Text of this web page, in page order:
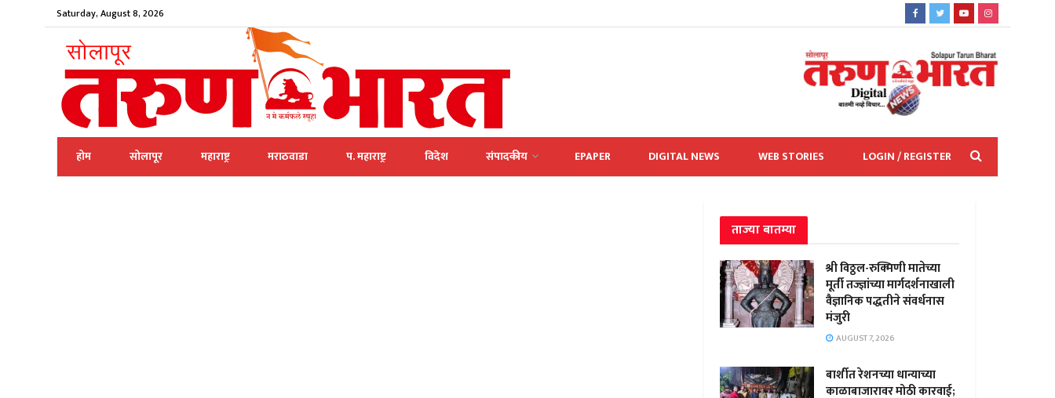
Saturday, August 8, 2026
होम सोलापूर महाराष्ट्र मराठवाडा प. महाराष्ट्र विदेश संपादकीय EPAPER DIGITAL NEWS WEB STORIES LOGIN / REGISTER
ताज्या बातम्या
श्री विठ्ठल-रुक्मिणी मातेच्या
मूर्ती तज्ज्ञांच्या मार्गदर्शनाखाली
वैज्ञानिक पद्धतीने संवर्धनास
मंजुरी
AUGUST 7, 2026
बार्शीत रेशनच्या धान्याच्या
काळाबाजारावर मोठी कारवाई;